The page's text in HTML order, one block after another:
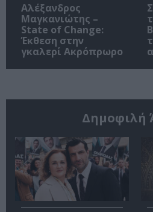
Αλέξανδρος
Μαγκανιώτης –
State of Change:
Έκθεση στην
γκαλερί Ακρόπρωρο
Δημοφιλή